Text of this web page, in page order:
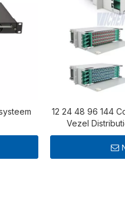
12 24 48 96 144
Vezel